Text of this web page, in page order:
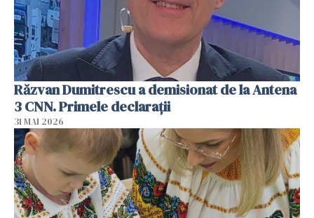
Răzvan Dumitrescu a demisionat de la Antena
3 CNN. Primele declarații
31 MAI 2026